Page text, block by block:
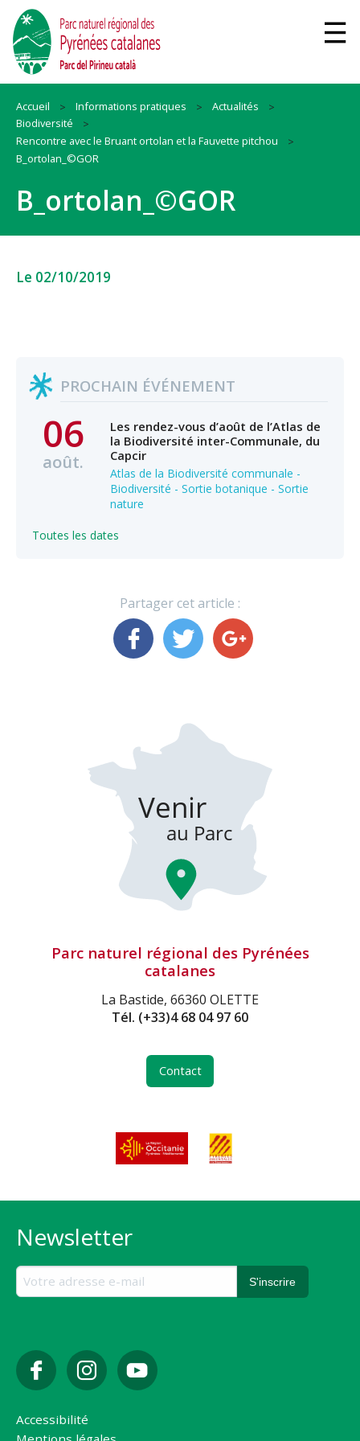
Accueil Informations pratiques
Actualités
Biodiversité
Rencontre avec le Bruant ortolan et la Fauvette pitchou
B_ortolan_©GOR
B_ortolan_©GOR
Le 02/10/2019
PROCHAIN ÉVÉNEMENT
06
août.
Les rendez-vous d’août de l’Atlas de
la Biodiversité inter-Communale, du
Capcir
Atlas de la Biodiversité communale -
Biodiversité - Sortie botanique - Sortie
nature
Toutes les dates
Partager cet article :
Parc naturel régional des Pyrénées
catalanes
La Bastide, 66360 OLETTE
Tél. (+33)4 68 04 97 60
Contact
Newsletter
Accessibilité